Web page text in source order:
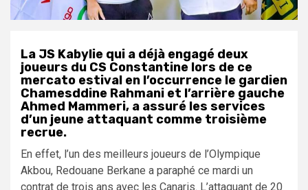
La JS Kabylie qui a déjà engagé deux
joueurs du CS Constantine lors de ce
mercato estival en l’occurrence le gardien
Chamesddine Rahmani et l’arrière gauche
Ahmed Mammeri, a assuré les services
d’un jeune attaquant comme troisième
recrue.
En effet, l’un des meilleurs joueurs de l’Olympique
Akbou, Redouane Berkane a paraphé ce mardi un
contrat de trois ans avec les Canaris. L’attaquant de 20